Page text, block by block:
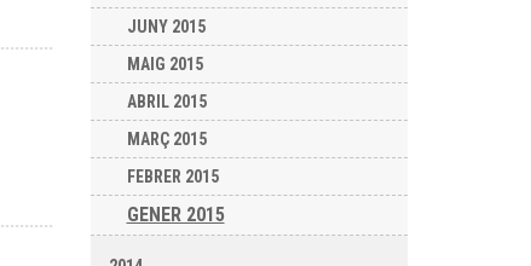
JUNY 2015
MAIG 2015
ABRIL 2015
MARÇ 2015
FEBRER 2015
GENER 2015